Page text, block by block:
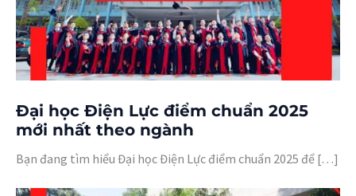
Đại học Điện Lực điểm chuẩn 2025
mới nhất theo ngành
Bạn đang tìm hiểu Đại học Điện Lực điểm chuẩn 2025 để […]